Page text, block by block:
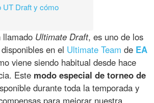
UT Draft y cómo
llamado Ultimate Draft, es uno de los
en el Ultimate Team de EA
viene siendo habitual desde hace
Este modo especial de torneo de
durante toda la temporada y
para mejorar nuestra